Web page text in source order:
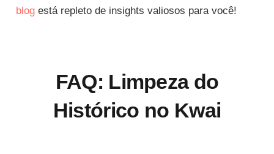
blogestá repleto de insights valiosos para você!
FAQ: Limpeza do
Histórico no Kwai